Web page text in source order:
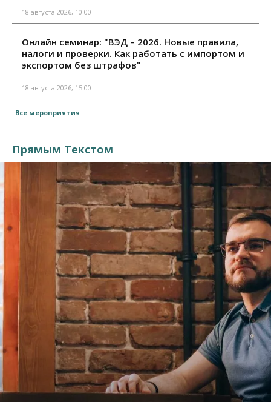
18 августа 2026, 10:00
Онлайн семинар: "ВЭД – 2026. Новые правила,
налоги и проверки. Как работать с импортом и
экспортом без штрафов"
18 августа 2026, 15:00
Все мероприятия
Прямым Текстом